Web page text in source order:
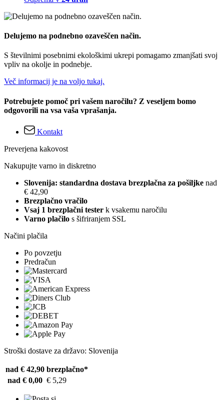
Delujemo na podnebno ozaveščen način.
S številnimi posebnimi ekološkimi ukrepi pomagamo zmanjšati svoj
vpliv na okolje in podnebje.
Več informacij je na voljo tukaj.
Potrebujete pomoč pri vašem naročilu? Z veseljem bomo
odgovorili na vsa vaša vprašanja.
Kontakt
Preverjena kakovost
Nakupujte varno in diskretno
Slovenija: standardna dostava brezplačna za pošiljke nad
€ 42,90
Brezplačno vračilo
Vsaj 1 brezplačni tester k vsakemu naročilu
Varno plačilo s šifriranjem SSL
Načini plačila
Po povzetju
Predračun
Stroški dostave za državo: Slovenija
nad € 42,90 brezplačno*
nad € 0,00 € 5,29